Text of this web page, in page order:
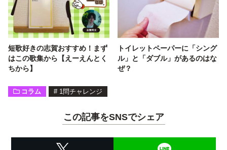
短歌好きの志賀おすすめ！まず
はこの歌集から【えーえんとく
ちから】
トイレットペーパーに「シング
ル」と「ダブル」があるのはな
ぜ？
コラム # 1問チャレンジ
この記事をSNSでシェア